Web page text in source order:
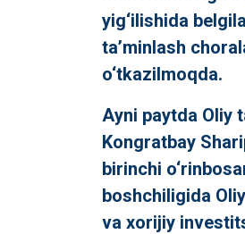
yig‘ilishida
ta’minlash
o‘tkazilmoqda.
Ayni paytda Oliy
Kongratbay
birinchi
boshchiligida
va xorijiy